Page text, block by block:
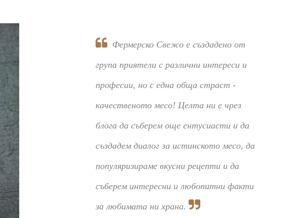
Фермерско Свежо е създадено от
група приятели с различни интереси и
професии, но с една обща страст -
качественото месо! Целта ни е чрез
блога да съберем още ентусиасти и да
създадем диалог за истинското месо, да
популяризираме вкусни рецепти и да
съберем интересни и любопитни факти
за любимата ни храна.